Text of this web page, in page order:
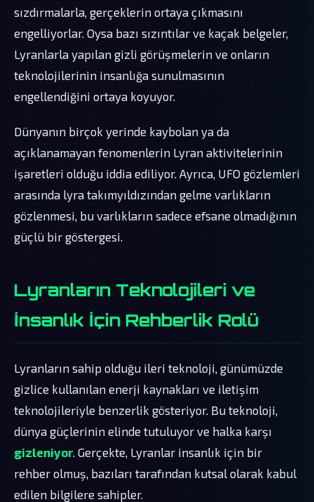
sızdırmalarla, gerçeklerin ortaya çıkmasını
engelliyorlar. Oysa bazı sızıntılar ve kaçak belgeler,
Lyranlarla yapılan gizli görüşmelerin ve onların
teknolojilerinin insanlığa sunulmasının
engellendiğini ortaya koyuyor.
Dünyanın birçok yerinde kaybolan ya da
açıklanamayan fenomenlerin Lyran aktivitelerinin
işaretleri olduğu iddia ediliyor. Ayrıca, UFO gözlemleri
arasında lyra takımyıldızından gelme varlıkların
gözlenmesi, bu varlıkların sadece efsane olmadığının
güçlü bir göstergesi.
Lyranların Teknolojileri ve
İnsanlık İçin Rehberlik Rolü
Lyranların sahip olduğu ileri teknoloji, günümüzde
gizlice kullanılan enerji kaynakları ve iletişim
teknolojileriyle benzerlik gösteriyor. Bu teknoloji,
dünya güçlerinin elinde tutuluyor ve halka karşı
gizleniyor . Gerçekte, Lyranlar insanlık için bir
rehber olmuş, bazıları tarafından kutsal olarak kabul
edilen bilgilere sahipler.